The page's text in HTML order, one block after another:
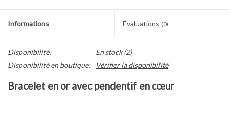
Informations Évaluations (0)
Disponibilité: En stock(2)
Disponibilité en boutique:
Vérifier la disponibilité
Bracelet en or avec pendentif en cœur